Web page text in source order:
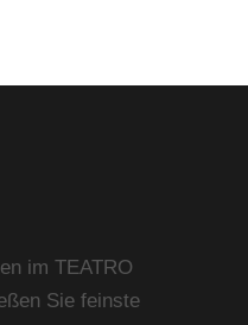
im TEATRO
Sie feinste